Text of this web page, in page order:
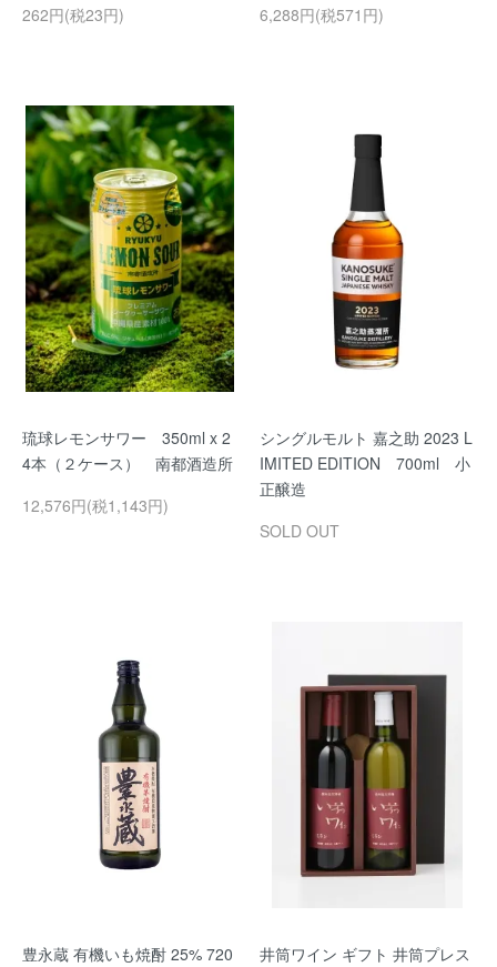
262円(税23円)
6,288円(税571円)
琉球レモンサワー 350ml x 2
4本（２ケース） 南都酒造所
12,576円(税1,143円)
シングルモルト 嘉之助 2023 L
IMITED EDITION 700ml 小
正醸造
SOLD OUT
豊永蔵 有機いも焼酎 25% 720
井筒ワイン ギフト 井筒プレス